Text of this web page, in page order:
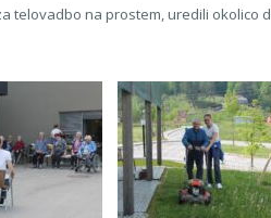
telovadbo na prostem, uredili